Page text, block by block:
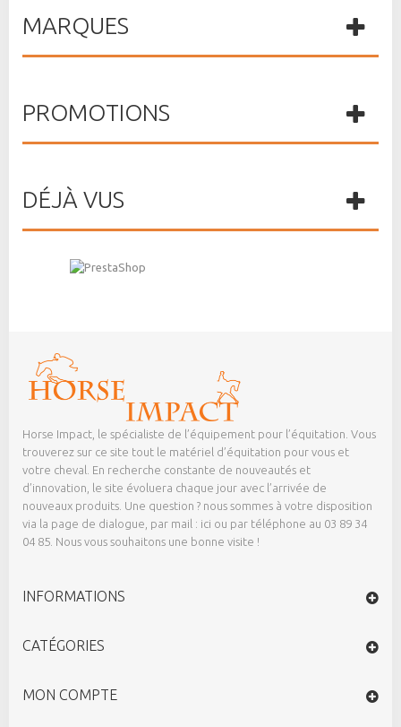
MARQUES
PROMOTIONS
DÉJÀ VUS
Horse Impact, le spécialiste de l’équipement pour l’équitation. Vous
trouverez sur ce site tout le matériel d’équitation pour vous et
votre cheval. En recherche constante de nouveautés et
d’innovation, le site évoluera chaque jour avec l’arrivée de
nouveaux produits. Une question ? nous sommes à votre disposition
via la page de dialogue, par mail : ici ou par téléphone au 03 89 34
04 85. Nous vous souhaitons une bonne visite !
INFORMATIONS
CATÉGORIES
MON COMPTE